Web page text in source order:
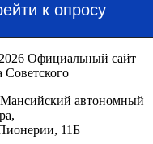
к опросу
Официальный сайт
Советского
автономный
11Б